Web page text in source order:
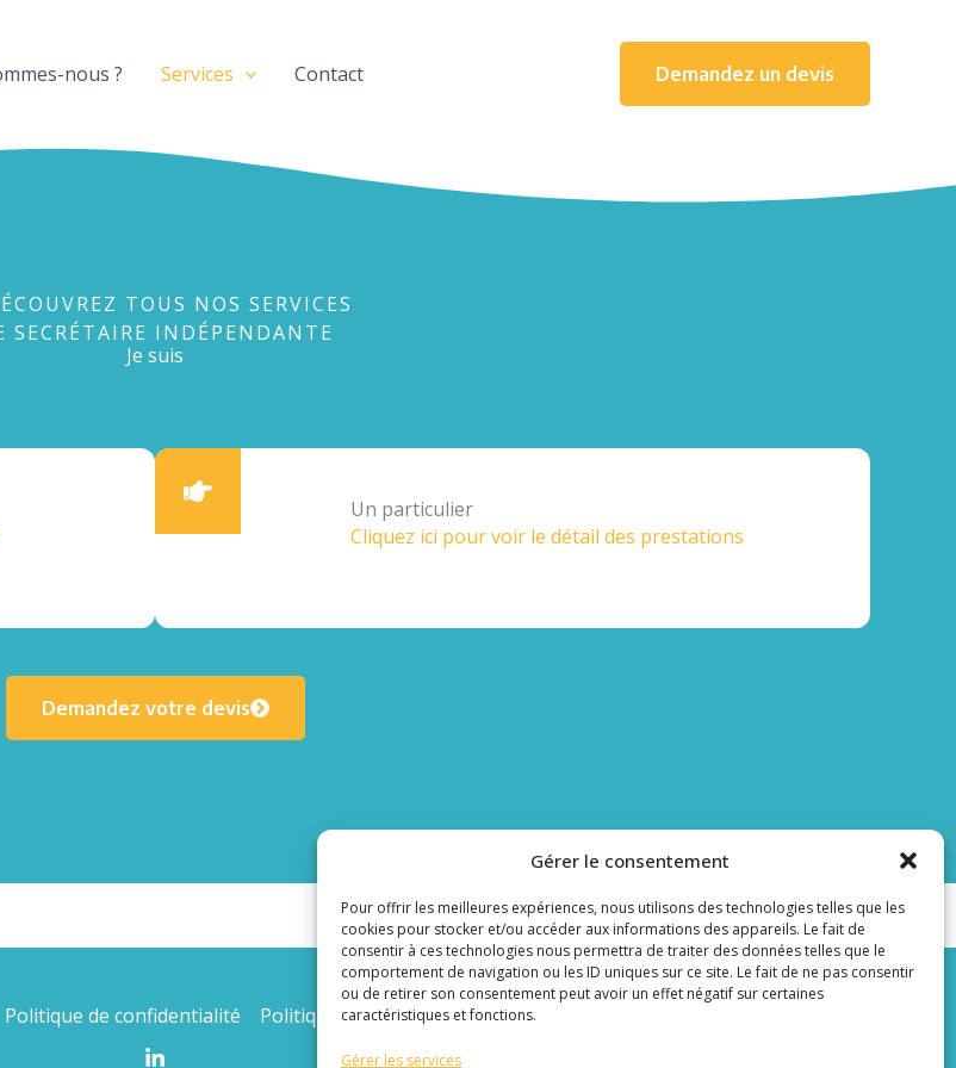
Gérer le consentement
Pour offrir les meilleures expériences, nous utilisons des technologies telles que les
cookies pour stocker et/ou accéder aux informations des appareils. Le fait de
consentir à ces technologies nous permettra de traiter des données telles que le
comportement de navigation ou les ID uniques sur ce site. Le fait de ne pas consentir
ou de retirer son consentement peut avoir un effet négatif sur certaines
caractéristiques et fonctions.
Gérer les services
nous ? Services Contact Demandez un devis
TOUS NOS SERVICES
SECRÉTAIRE INDÉPENDANTE
Je suis
Un particulier
Cliquez ici pour voir le détail des prestations
Demandez votre devis
Politique de confidentialité Politique de cookies (UE)